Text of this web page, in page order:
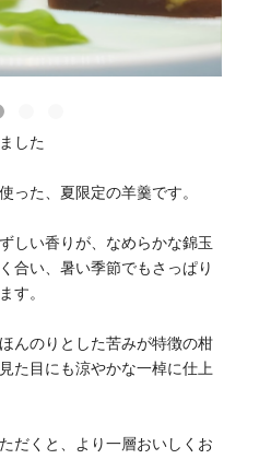
した
った、夏限定の羊羹です。
しい香りが、なめらかな錦玉
合い、暑い季節でもさっぱり
す。
んのりとした苦みが特徴の柑
た目にも涼やかな一棹に仕上
だくと、より一層おいしくお